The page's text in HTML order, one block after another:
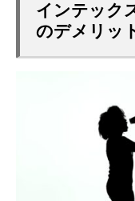
インテック
のデメリッ